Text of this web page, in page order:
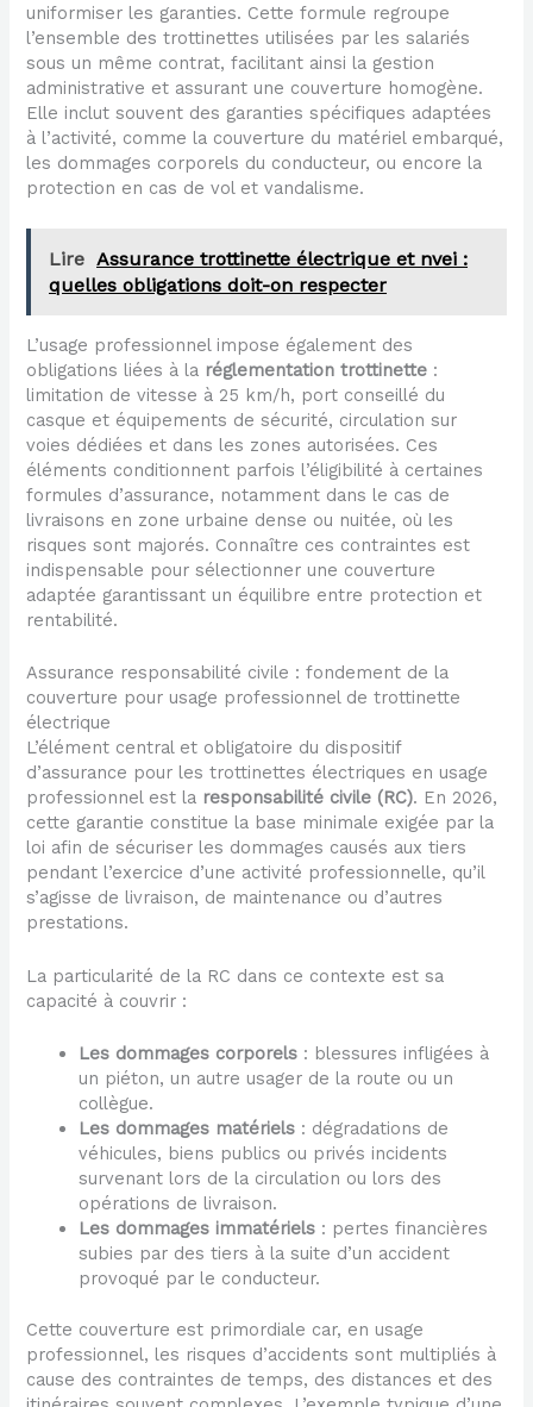
uniformiser les garanties. Cette formule regroupe
l’ensemble des trottinettes utilisées par les salariés
sous un même contrat, facilitant ainsi la gestion
administrative et assurant une couverture homogène.
Elle inclut souvent des garanties spécifiques adaptées
à l’activité, comme la couverture du matériel embarqué,
les dommages corporels du conducteur, ou encore la
protection en cas de vol et vandalisme.
Lire Assurance trottinette électrique et nvei :
quelles obligations doit-on respecter
L’usage professionnel impose également des
obligations liées à la réglementation trottinette :
limitation de vitesse à 25 km/h, port conseillé du
casque et équipements de sécurité, circulation sur
voies dédiées et dans les zones autorisées. Ces
éléments conditionnent parfois l’éligibilité à certaines
formules d’assurance, notamment dans le cas de
livraisons en zone urbaine dense ou nuitée, où les
risques sont majorés. Connaître ces contraintes est
indispensable pour sélectionner une couverture
adaptée garantissant un équilibre entre protection et
rentabilité.
Assurance responsabilité civile : fondement de la
couverture pour usage professionnel de trottinette
électrique
L’élément central et obligatoire du dispositif
d’assurance pour les trottinettes électriques en usage
professionnel est la responsabilité civile (RC). En 2026,
cette garantie constitue la base minimale exigée par la
loi afin de sécuriser les dommages causés aux tiers
pendant l’exercice d’une activité professionnelle, qu’il
s’agisse de livraison, de maintenance ou d’autres
prestations.
La particularité de la RC dans ce contexte est sa
capacité à couvrir :
Les dommages corporels : blessures infligées à
un piéton, un autre usager de la route ou un
collègue.
Les dommages matériels : dégradations de
véhicules, biens publics ou privés incidents
survenant lors de la circulation ou lors des
opérations de livraison.
Les dommages immatériels : pertes financières
subies par des tiers à la suite d’un accident
provoqué par le conducteur.
Cette couverture est primordiale car, en usage
professionnel, les risques d’accidents sont multipliés à
cause des contraintes de temps, des distances et des